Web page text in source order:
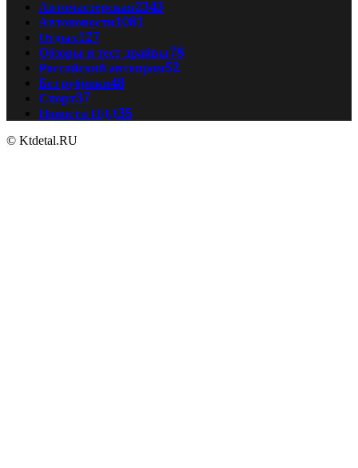
Автомастерская2343
Автоновости1081
Отдых127
Обзоры и тест драйвы78
Российский автопром52
Без рубрики48
Спорт37
Новости ПДД35
© Ktdetal.RU